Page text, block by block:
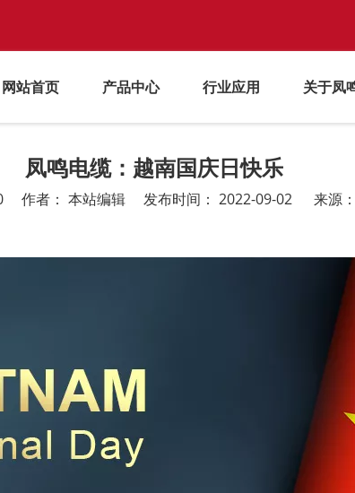
网站首页 产品中心 行业应用 关于凤
凤鸣电缆：越南国庆日快乐
作者： 本站编辑 发布时间： 2022-09-02 来源：